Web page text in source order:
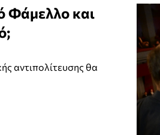
Φάμελλο και
αντιπολίτευσης θα